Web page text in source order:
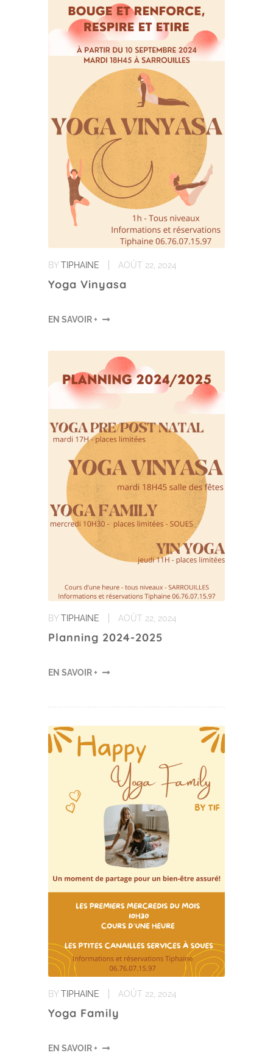
BYTIPHAINE AOÛT 22, 2024
Yoga Vinyasa
EN SAVOIR +
BYTIPHAINE AOÛT 22, 2024
Planning 2024-2025
EN SAVOIR +
BYTIPHAINE AOÛT 22, 2024
Yoga Family
EN SAVOIR +